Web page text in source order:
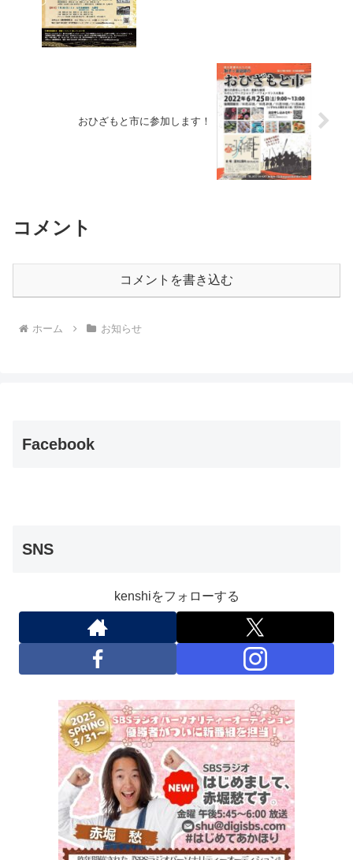
おひざもと市に参加します！
コメント
コメントを書き込む
ホーム お知らせ
Facebook
SNS
kenshiをフォローする